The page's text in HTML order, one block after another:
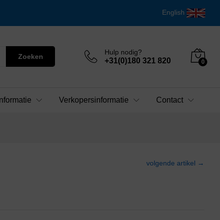
English
Zoeken
Hulp nodig?
+31(0)180 321 820 0
Verkopersinformatie Contact
volgende artikel →